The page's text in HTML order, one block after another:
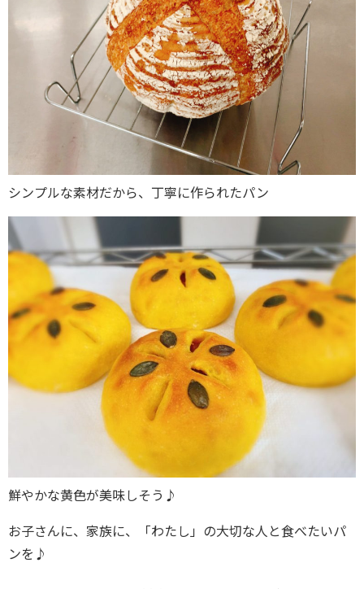
シンプルな素材だから、丁寧に作られたパン
鮮やかな黄色が美味しそう♪
お子さんに、家族に、「わたし」の大切な人と食べたいパ
ンを♪